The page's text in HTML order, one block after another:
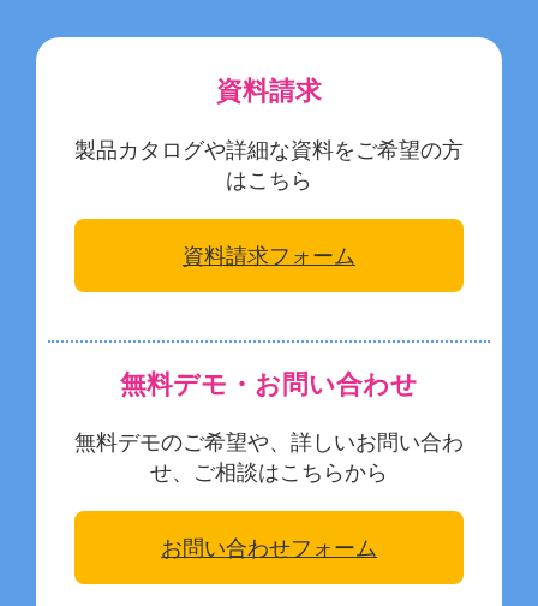
資料請求
製品カタログや詳細な資料をご希望の方
はこちら
資料請求フォーム
無料デモ・お問い合わせ
無料デモのご希望や、詳しいお問い合わ
せ、ご相談はこちらから
お問い合わせフォーム